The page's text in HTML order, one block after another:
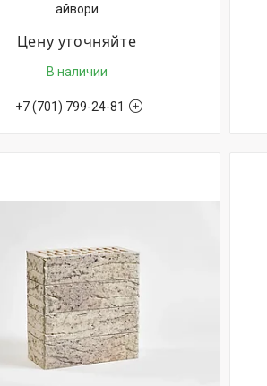
айвори
Цену уточняйте
В наличии
+7 (701) 799-24-81